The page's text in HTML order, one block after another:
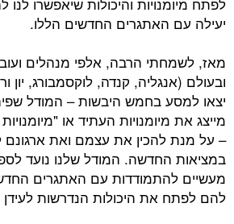
יעילה עם האתגרים החדשים הללו.
מאז, לשמחתי הרבה, אלפי מנהלים
ובעולם (אנגליה, קנדה, לוקסמבורג, יון
יצאו למסע בחמש היבשות – המודל
מייצג את מיומנויות העתיד או
– על מנת להכין את עצמם ואת
במציאות החדשה. המודל שלנו נועד
מעשיים להתמודדות עם האתגרים
להם לפתח את היכולות הנדרשות